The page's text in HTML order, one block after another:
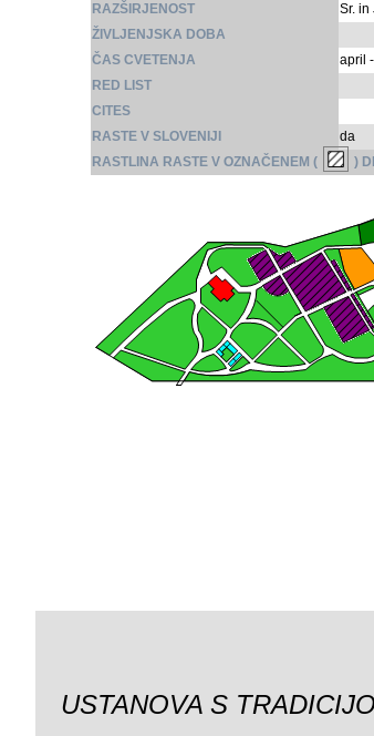
RAZŠIRJENOST
Sr. in
ŽIVLJENJSKA DOBA
ČAS CVETENJA
april
RED LIST
CITES
RASTE V SLOVENIJI
da
RASTLINA RASTE V OZNAČENEM (
)
USTANOVA S